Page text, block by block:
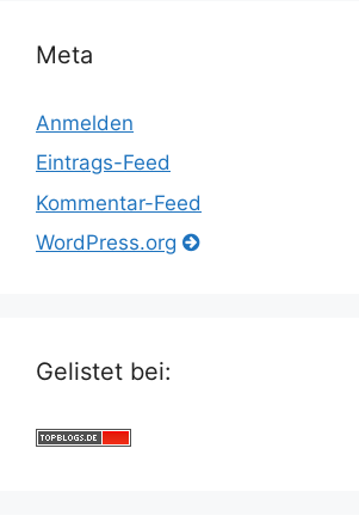
Meta
Anmelden
Eintrags-Feed
Kommentar-Feed
WordPress.org
Gelistet bei: